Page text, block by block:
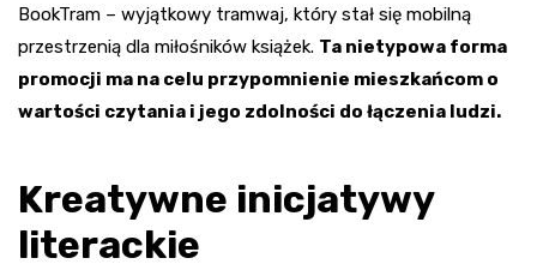
BookTram – wyjątkowy tramwaj, który stał się mobilną
przestrzenią dla miłośników książek. Ta nietypowa forma
promocji ma na celu przypomnienie mieszkańcom o
wartości czytania i jego zdolności do łączenia ludzi.
Kreatywne inicjatywy
literackie